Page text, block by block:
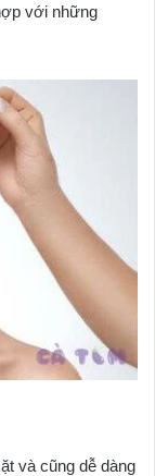
với những
và cũng dễ dàng